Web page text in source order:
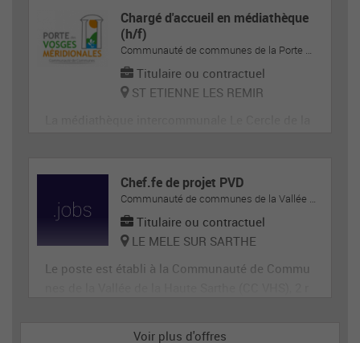
Chargé d'accueil en médiathèque
(h/f)
Communauté de communes de la Porte des Vosges Méridionales
Titulaire ou contractuel
ST ETIENNE LES REMIR
d'accueil polyvalent ; Accueil, Espace adolescen
t et autres espaces
Chef.fe de projet PVD
Communauté de communes de la Vallée de la Haute-Sarthe
Titulaire ou contractuel
LE MELE SUR SARTHE
Le poste est établi à la Communauté de Commu
Voir plus d'offres